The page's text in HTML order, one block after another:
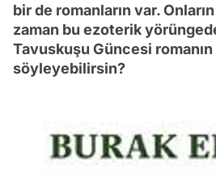
bir de romanların var.
zaman bu ezoterik
Tavuskuşu Güncesi
söyleyebilirsin?